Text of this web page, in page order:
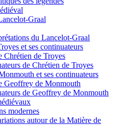
Graal
du Lancelot-Graal
et ses continuateurs
Chrétien de Troyes
de Chrétien de Troyes
et ses continuateurs
Geoffrey de Monmouth
de Geoffrey de Monmouth
modernes
autour de la Matière de